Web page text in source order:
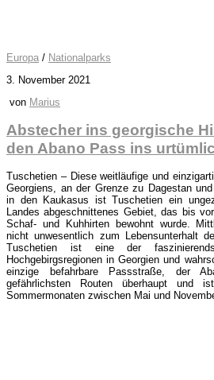
Europa / Nationalparks
3. November 2021
von Marius
Abstecher ins georgische
den Abano Pass ins
Tuschetien – Diese weitläufige und
Georgiens, an der Grenze zu Dagestan
in den Kaukasus ist Tuschetien ein
Landes abgeschnittenes Gebiet, das bis
Schaf- und Kuhhirten bewohnt wurde.
nicht unwesentlich zum Lebensunterhalt
Tuschetien ist eine der
Hochgebirgsregionen in Georgien und
einzige befahrbare Passstraße, der
gefährlichsten Routen überhaupt und
Sommermonaten zwischen Mai und